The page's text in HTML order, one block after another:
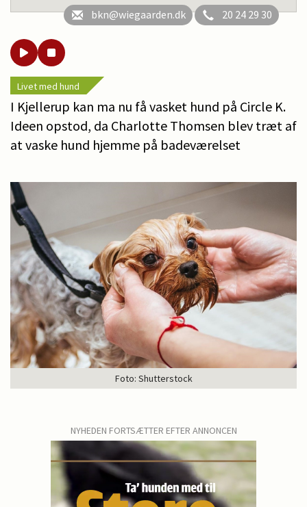
bkn@wiegaarden.dk
20 24 29 30
Livet med hund
I Kjellerup kan ma nu få vasket hund på Circle K.
Ideen opstod, da Charlotte Thomsen blev træt af
at vaske hund hjemme på badeværelset
Foto: Shutterstock
NYHEDEN FORTSÆTTER EFTER ANNONCEN